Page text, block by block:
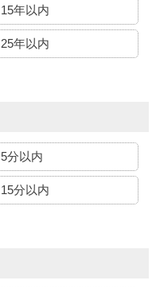
15年以内
25年以内
5分以内
15分以内